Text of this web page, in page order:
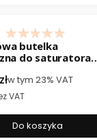
butelka
do saturatora
w tym 23% VAT
VAT
Do koszyka